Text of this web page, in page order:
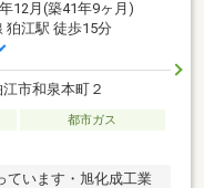
12月(築41年9ヶ月)
狛江駅 徒歩15分
市和泉本町２
都市ガス
ています・旭化成工業